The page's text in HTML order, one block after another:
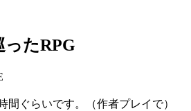
ったRPG
ぐらいです。（作者プレイで）